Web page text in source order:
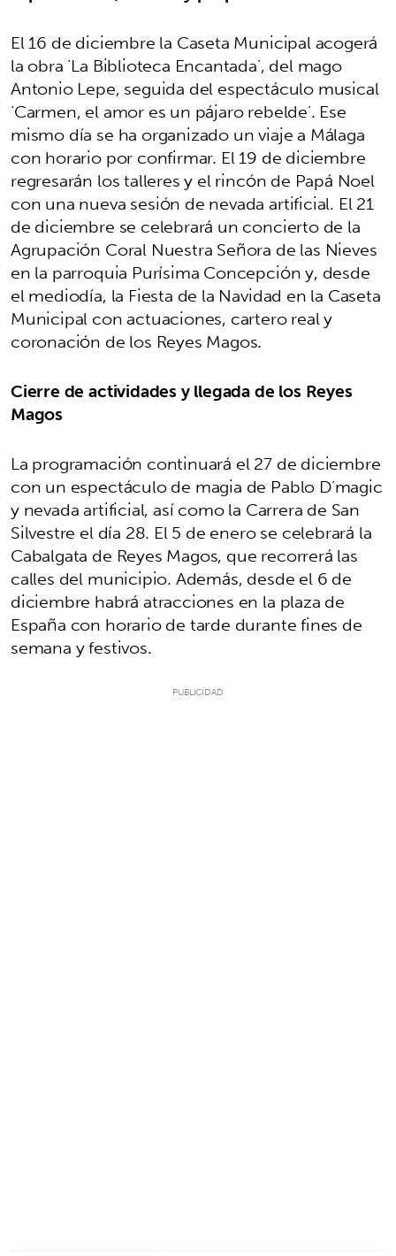
El 16 de diciembre la Caseta Municipal acogerá
la obra ‘La Biblioteca Encantada’, del mago
Antonio Lepe, seguida del espectáculo musical
‘Carmen, el amor es un pájaro rebelde’. Ese
mismo día se ha organizado un viaje a Málaga
con horario por confirmar. El 19 de diciembre
regresarán los talleres y el rincón de Papá Noel
con una nueva sesión de nevada artificial. El 21
de diciembre se celebrará un concierto de la
Agrupación Coral Nuestra Señora de las Nieves
en la parroquia Purísima Concepción y, desde
el mediodía, la Fiesta de la Navidad en la Caseta
Municipal con actuaciones, cartero real y
coronación de los Reyes Magos.
Cierre de actividades y llegada de los Reyes
Magos
La programación continuará el 27 de diciembre
con un espectáculo de magia de Pablo D’magic
y nevada artificial, así como la Carrera de San
Silvestre el día 28. El 5 de enero se celebrará la
Cabalgata de Reyes Magos, que recorrerá las
calles del municipio. Además, desde el 6 de
diciembre habrá atracciones en la plaza de
España con horario de tarde durante fines de
semana y festivos.